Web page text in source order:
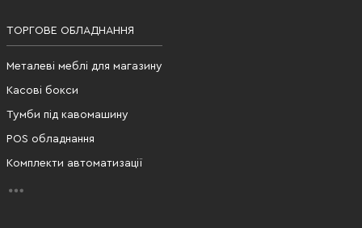
ТОРГОВЕ ОБЛАДНАННЯ
Металеві меблі для магазину
Касові бокси
Тумби під кавомашину
POS обладнання
Комплекти автоматизації